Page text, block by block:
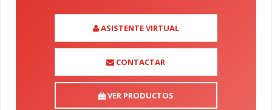
ASISTENTE VIRTUAL
CONTACTAR
VER PRODUCTOS